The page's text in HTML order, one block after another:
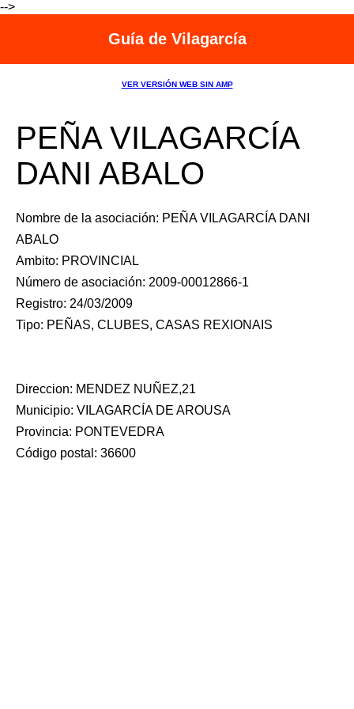
-->
Guía de Vilagarcía
VER VERSIÓN WEB SIN AMP
PEÑA VILAGARCÍA
DANI ABALO
Nombre de la asociación: PEÑA VILAGARCÍA DANI
ABALO
Ambito: PROVINCIAL
Número de asociación: 2009-00012866-1
Registro: 24/03/2009
Tipo: PEÑAS, CLUBES, CASAS REXIONAIS
Direccion: MENDEZ NUÑEZ,21
Municipio: VILAGARCÍA DE AROUSA
Provincia: PONTEVEDRA
Código postal: 36600